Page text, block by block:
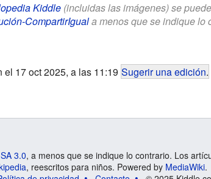
Kiddle(incluidas las imágenes) se
CompartirIguala menos que se indique lo
el 17 oct 2025, a las 11:19 Sugerir una edición.
3.0, a menos que se indique lo contrario. Los
, reescritos para niños. Powered by MediaWiki.